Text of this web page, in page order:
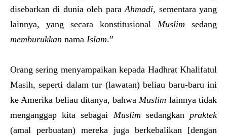
disebarkan di dunia oleh paraAhmadi, sementara yang
lainnya, yang secara konstitusional Muslim sedang
memburukkan nama Islam.”
Orang sering menyampaikan kepada Hadhrat Khalifatul
Masih, seperti dalam tur (lawatan) beliau baru-baru ini
ke Amerika beliau ditanya, bahwaMuslim lainnya tidak
menganggap kita sebagai Muslim sedangkanpraktek
(amal perbuatan) mereka juga berkebalikan [dengan